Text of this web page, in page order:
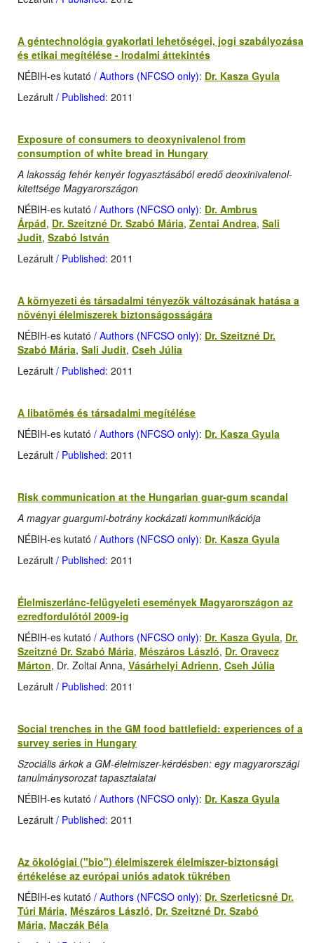
A géntechnológia gyakorlati lehetőségei, jogi szabályozása
és etikai megítélése - Irodalmi áttekintés
NÉBIH-es kutató / Authors (NFCSO only): Dr. Kasza Gyula
Lezárult / Published: 2011
Exposure of consumers to deoxynivalenol from
consumption of white bread in Hungary
A lakosság fehér kenyér fogyasztásából eredő deoxinivalenol-
kitettsége Magyarországon
NÉBIH-es kutató / Authors (NFCSO only): Dr. Ambrus
Árpád, Dr. Szeitzné Dr. Szabó Mária, Zentai Andrea, Sali
Judit, Szabó István
Lezárult / Published: 2011
A környezeti és társadalmi tényezők változásának hatása a
növényi élelmiszerek biztonságosságára
NÉBIH-es kutató / Authors (NFCSO only): Dr. Szeitzné Dr.
Szabó Mária, Sali Judit, Cseh Júlia
Lezárult / Published: 2011
A libatömés és társadalmi megítélése
NÉBIH-es kutató / Authors (NFCSO only): Dr. Kasza Gyula
Lezárult / Published: 2011
Risk communication at the Hungarian guar-gum scandal
A magyar guargumi-botrány kockázati kommunikációja
NÉBIH-es kutató / Authors (NFCSO only): Dr. Kasza Gyula
Lezárult / Published: 2011
Élelmiszerlánc-felügyeleti események Magyarországon az
ezredfordulótól 2009-ig
NÉBIH-es kutató / Authors (NFCSO only): Dr. Kasza Gyula, Dr.
Szeitzné Dr. Szabó Mária, Mészáros László, Dr. Oravecz
Márton, Dr. Zoltai Anna, Vásárhelyi Adrienn, Cseh Júlia
Lezárult / Published: 2011
Social trenches in the GM food battlefield: experiences of a
survey series in Hungary
Szociális árkok a GM-élelmiszer-kérdésben: egy magyarországi
tanulmánysorozat tapasztalatai
NÉBIH-es kutató / Authors (NFCSO only): Dr. Kasza Gyula
Lezárult / Published: 2011
Az ökológiai ("bio") élelmiszerek élelmiszer-biztonsági
értékelése az európai uniós adatok tükrében
NÉBIH-es kutató / Authors (NFCSO only): Dr. Szerleticsné Dr.
Túri Mária, Mészáros László, Dr. Szeitzné Dr. Szabó
Mária, Maczák Béla